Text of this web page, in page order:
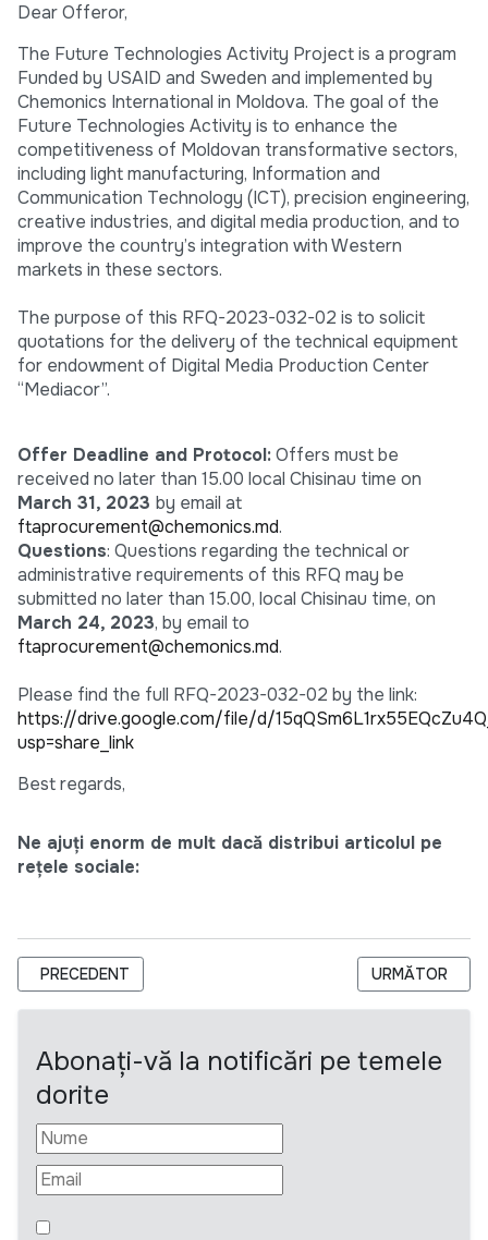
Dear Offeror,
The Future Technologies Activity Project is a program
Funded by USAID and Sweden and implemented by
Chemonics International in Moldova. The goal of the
Future Technologies Activity is to enhance the
competitiveness of Moldovan transformative sectors,
including light manufacturing, Information and
Communication Technology (ICT), precision engineering,
creative industries, and digital media production, and to
improve the country’s integration with Western
markets in these sectors.
The purpose of this RFQ-2023-032-02 is to solicit
quotations for the delivery of the technical equipment
for endowment of Digital Media Production Center
“Mediacor”.
Offer Deadline and Protocol:Offers must be
received no later than 15.00 local Chisinau time on
March 31, 2023 by email at
ftaprocurement@chemonics.md.
Questions: Questions regarding the technical or
administrative requirements of this RFQ may be
submitted no later than 15.00, local Chisinau time, on
March 24, 2023, by email to
ftaprocurement@chemonics.md.
Please find the full RFQ-2023-032-02 by the link:
https://drive.google.com/file/d/
usp=share_link
Best regards,
Ne ajuți enorm de mult dacă distribui articolul pe
rețele sociale:
ARTICOL PRECEDENT: CERERE DE OFERTE PENTRU
PRECEDENT ARTICOLUL
URMĂTOR
Abonați-vă la notificări pe temele
dorite